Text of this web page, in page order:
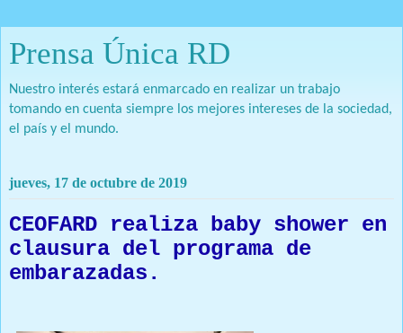
Prensa Única RD
Nuestro interés estará enmarcado en realizar un trabajo
tomando en cuenta siempre los mejores intereses de la sociedad,
el país y el mundo.
jueves, 17 de octubre de 2019
CEOFARD realiza baby shower en
clausura del programa de
embarazadas.